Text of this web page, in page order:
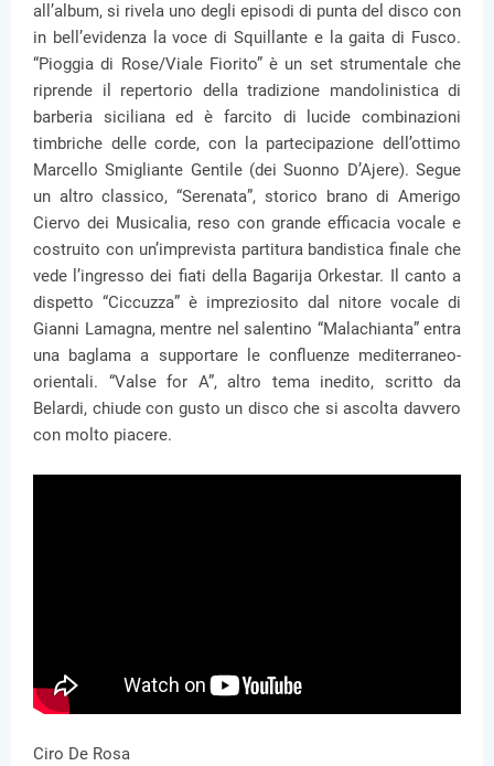
all’album, si rivela uno degli episodi di punta del disco con
in bell’evidenza la voce di Squillante e la gaita di Fusco.
“Pioggia di Rose/Viale Fiorito” è un set strumentale che
riprende il repertorio della tradizione mandolinistica di
barberia siciliana ed è farcito di lucide combinazioni
timbriche delle corde, con la partecipazione dell’ottimo
Marcello Smigliante Gentile (dei Suonno D’Ajere). Segue
un altro classico, “Serenata”, storico brano di Amerigo
Ciervo dei Musicalia, reso con grande efficacia vocale e
costruito con un’imprevista partitura bandistica finale che
vede l’ingresso dei fiati della Bagarija Orkestar. Il canto a
dispetto “Ciccuzza” è impreziosito dal nitore vocale di
Gianni Lamagna, mentre nel salentino “Malachianta” entra
una baglama a supportare le confluenze mediterraneo-
orientali. “Valse for A”, altro tema inedito, scritto da
Belardi, chiude con gusto un disco che si ascolta davvero
con molto piacere.
Ciro De Rosa